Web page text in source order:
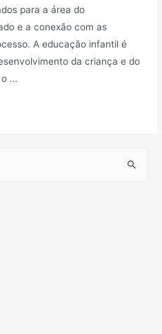
para a área do
e a conexão com as
A educação infantil é
da criança e do
o …